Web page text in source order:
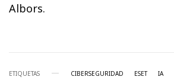
Albors.
ETIQUETAS CIBERSEGURIDAD ESET IA